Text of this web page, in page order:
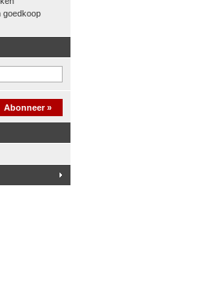
goedkoop
Abonneer »